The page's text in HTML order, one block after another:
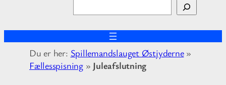
ø
g
Du er her: Spillemandslauget Østjyderne»
Fællesspisning» Juleafslutning